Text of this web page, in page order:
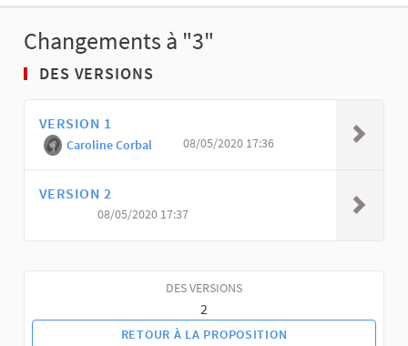
Changements à "3"
DES VERSIONS
VERSION 1
Caroline Corbal 08/05/2020 17:36
VERSION 2
08/05/2020 17:37
DES VERSIONS
2
RETOUR À LA PROPOSITION